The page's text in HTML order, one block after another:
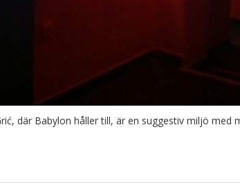
där Babylon håller till, är en suggestiv miljö med